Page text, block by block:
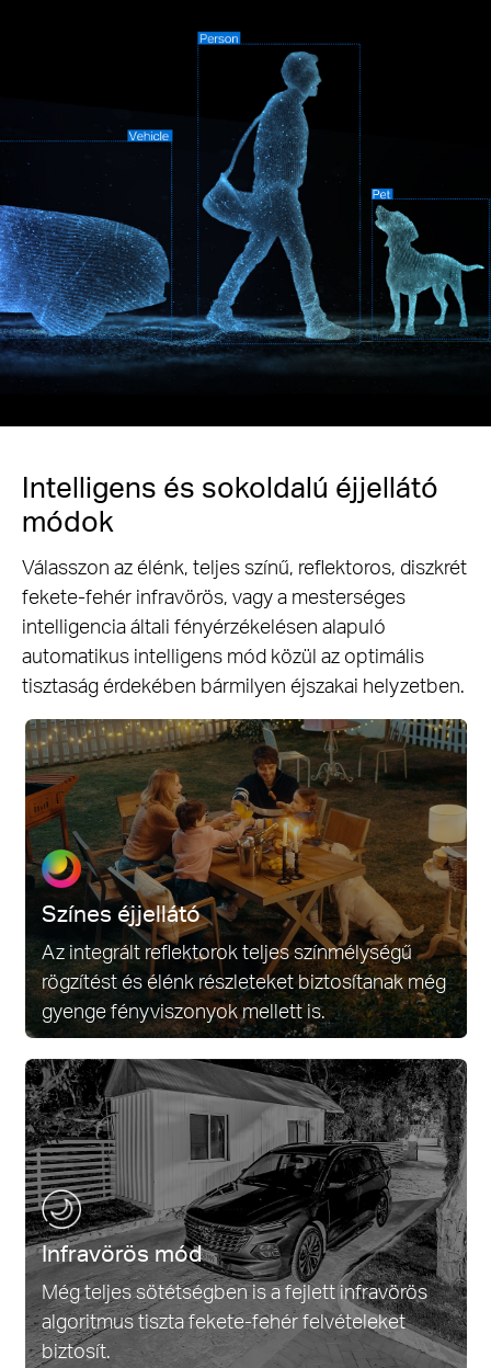
Intelligens és sokoldalú éjjellátó
módok
Válasszon az élénk, teljes színű, reflektoros, diszkrét
fekete-fehér infravörös, vagy a mesterséges
intelligencia általi fényérzékelésen alapuló
automatikus intelligens mód közül az optimális
tisztaság érdekében bármilyen éjszakai helyzetben.
Színes éjjellátó
Az integrált reflektorok teljes színmélységű
rögzítést és élénk részleteket biztosítanak még
gyenge fényviszonyok mellett is.
Infravörös mód
Még teljes sötétségben is a fejlett infravörös
algoritmus tiszta fekete-fehér felvételeket
biztosít.